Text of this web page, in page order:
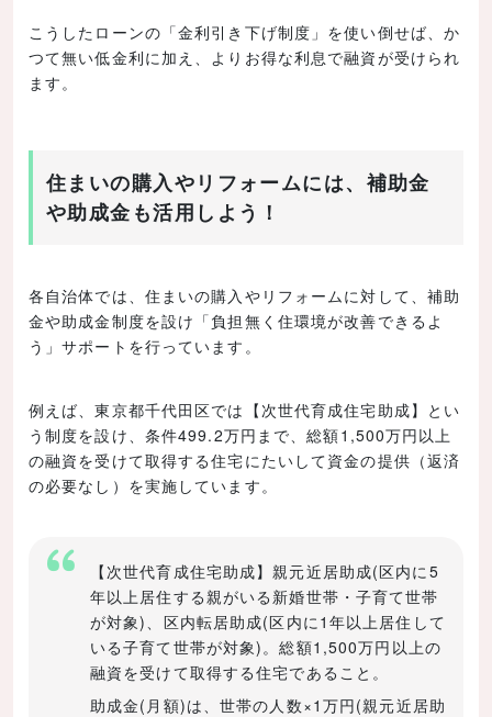
こうしたローンの「金利引き下げ制度」を使い倒せば、か
つて無い低金利に加え、よりお得な利息で融資が受けられ
ます。
住まいの購入やリフォームには、補助金
や助成金も活用しよう！
各自治体では、住まいの購入やリフォームに対して、補助
金や助成金制度を設け「負担無く住環境が改善できるよ
う」サポートを行っています。
例えば、東京都千代田区では【次世代育成住宅助成】とい
う制度を設け、条件499.2万円まで、総額1,500万円以上
の融資を受けて取得する住宅にたいして資金の提供（返済
の必要なし）を実施しています。
【次世代育成住宅助成】親元近居助成(区内に5
年以上居住する親がいる新婚世帯・子育て世帯
が対象)、区内転居助成(区内に1年以上居住して
いる子育て世帯が対象)。総額1,500万円以上の
融資を受けて取得する住宅であること。
助成金(月額)は、世帯の人数×1万円(親元近居助